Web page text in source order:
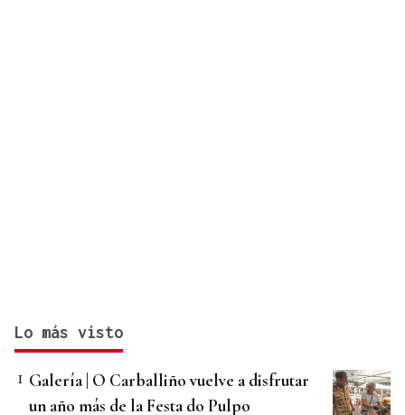
Lo más visto
Galería | O Carballiño vuelve a disfrutar
un año más de la Festa do Pulpo